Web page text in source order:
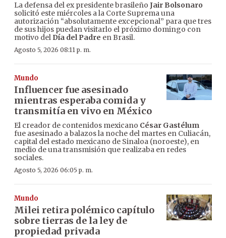
La defensa del ex presidente brasileño Jair Bolsonaro
solicitó este miércoles a la Corte Suprema una
autorización “absolutamente excepcional” para que tres
de sus hijos puedan visitarlo el próximo domingo con
motivo del Día del Padre en Brasil.
Agosto 5, 2026 08:11 p. m.
Mundo
Influencer fue asesinado
mientras esperaba comida y
transmitía en vivo en México
El creador de contenidos mexicano César Gastélum
fue asesinado a balazos la noche del martes en Culiacán,
capital del estado mexicano de Sinaloa (noroeste), en
medio de una transmisión que realizaba en redes
sociales.
Agosto 5, 2026 06:05 p. m.
Mundo
Milei retira polémico capítulo
sobre tierras de la ley de
propiedad privada